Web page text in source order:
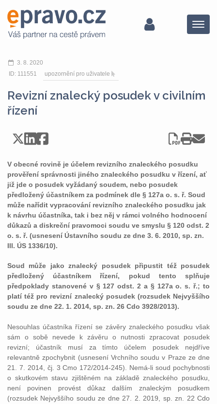
Menu
3. 8. 2020
ID: 111551
upozornění pro uživatele
Revizní znalecký posudek v civilním
řízení
V obecné rovině je účelem revizního znaleckého posudku
prověření správnosti jiného znaleckého posudku v řízení, ať
již jde o posudek vyžádaný soudem, nebo posudek
předložený účastníkem za podmínek dle § 127a o. s. ř. Soud
může nařídit vypracování revizního znaleckého posudku jak
k návrhu účastníka, tak i bez něj v rámci volného hodnocení
důkazů a diskreční pravomoci soudu ve smyslu § 120 odst. 2
o. s. ř. (usnesení Ústavního soudu ze dne 3. 6. 2010, sp. zn.
III. ÚS 1336/10).
Soud může jako znalecký posudek připustit též posudek
předložený účastníkem řízení, pokud tento splňuje
předpoklady stanovené v § 127 odst. 2 a § 127a o. s. ř.; to
platí též pro revizní znalecký posudek (rozsudek Nejvyššího
soudu ze dne 22. 1. 2014, sp. zn. 26 Cdo 3928/2013).
Nesouhlas účastníka řízení se závěry znaleckého posudku však
sám o sobě nevede k závěru o nutnosti zpracovat posudek
revizní; účastník musí za tímto účelem posudek nejdříve
relevantně zpochybnit (usnesení Vrchního soudu v Praze ze dne
21. 7. 2014, čj. 3 Cmo 172/2014-245). Nemá-li soud pochybnosti
o skutkovém stavu zjištěném na základě znaleckého posudku,
není povinen provést důkaz dalším znaleckým posudkem
(rozsudek Nejvyššího soudu ze dne 27. 2. 2019, sp. zn. 22 Cdo